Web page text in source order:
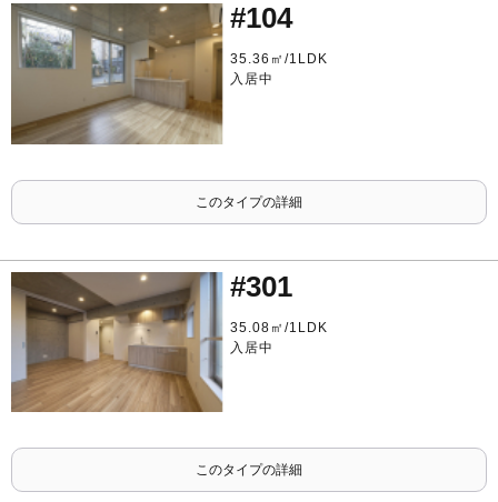
#104
35.36㎡/1LDK
入居中
このタイプの詳細
#301
35.08㎡/1LDK
入居中
このタイプの詳細